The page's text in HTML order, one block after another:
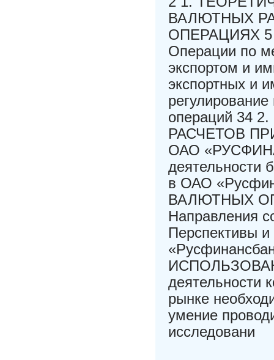
ВАЛЮТНЫХ
ОПЕРАЦИЯХ 5
Операции по
экспортом и
экспортных и
операций
РАСЧЕТОВ
ОАО
деятельности
в ОАО
ВАЛЮТНЫХ
Направления
Перспективы
деятельности
рынке
умение
исследовани